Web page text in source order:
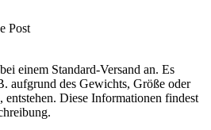
einem Standard-Versand an. Es
aufgrund des Gewichts, Größe oder
entstehen. Diese Informationen findest